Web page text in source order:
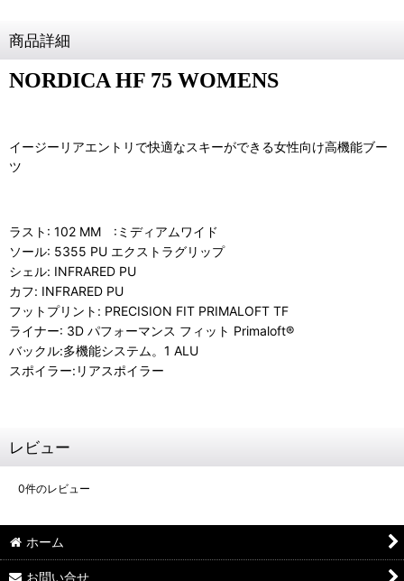
商品詳細
NORDICA HF 75 WOMENS
イージーリアエントリで快適なスキーができる女性向け高機能ブー
ツ
ラスト: 102 MM : ミディアムワイド
ソール: 5355 PU エクストラグリップ
シェル: INFRARED PU
カフ: INFRARED PU
フットプリント: PRECISION FIT PRIMALOFT TF
ライナー: 3D パフォーマンス フィット Primaloft®
バックル:多機能システム。 1 ALU
スポイラー: リアスポイラー
レビュー
0件のレビュー
ホーム
お問い合せ